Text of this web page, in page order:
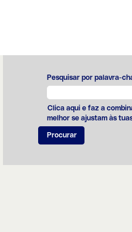
Pesquisar por palavra-
Clica aqui e faz a
melhor se ajustam às